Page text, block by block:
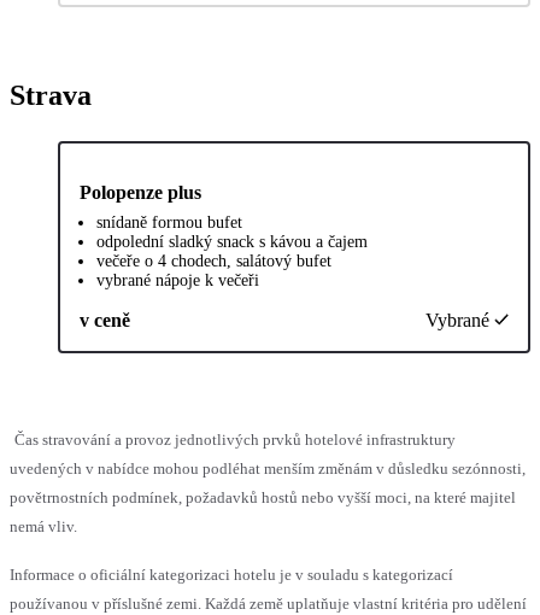
Strava
Polopenze plus
snídaně formou bufet
odpolední sladký snack s kávou a čajem
večeře o 4 chodech, salátový bufet
vybrané nápoje k večeři
v ceně Vybrané
Čas stravování a provoz jednotlivých prvků hotelové infrastruktury
uvedených v nabídce mohou podléhat menším změnám v důsledku sezónnosti,
povětrnostních podmínek, požadavků hostů nebo vyšší moci, na které majitel
nemá vliv.
Informace o oficiální kategorizaci hotelu je v souladu s kategorizací
používanou v příslušné zemi. Každá země uplatňuje vlastní kritéria pro udělení